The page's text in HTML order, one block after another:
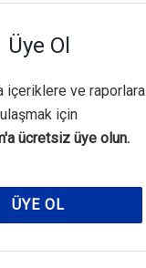
Üye Ol
içeriklere ve raporlara
ulaşmak için
ücretsiz üye olun.
ÜYE OL